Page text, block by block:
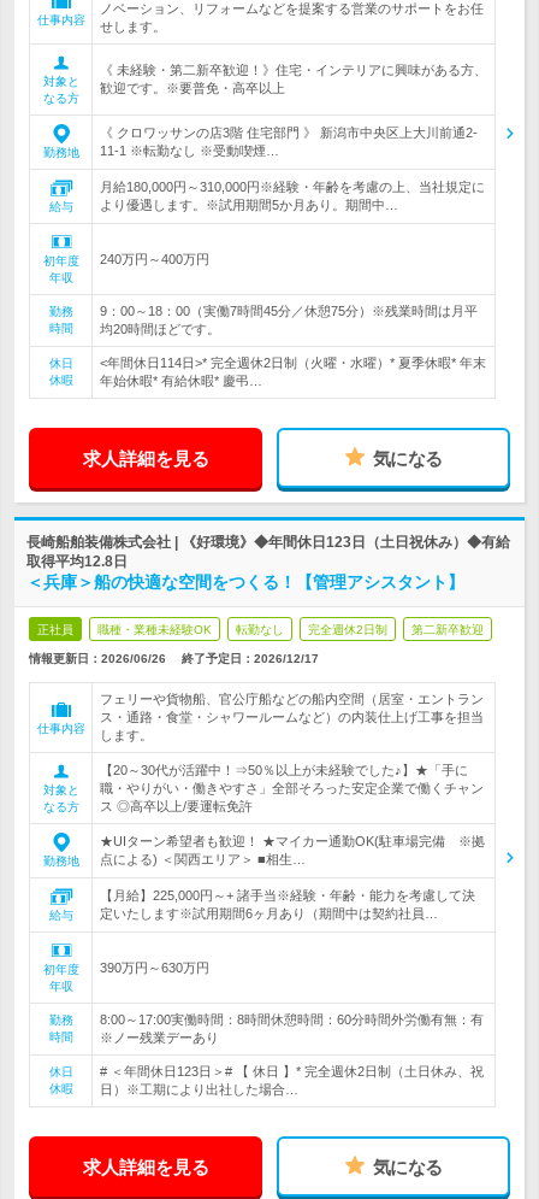
仕事内容
ノベーション、リフォームなどを提案する営業のサポートをお任
せします。
対象と
なる方
《 未経験・第二新卒歓迎！》住宅・インテリアに興味がある方、
歓迎です。※要普免・高卒以上
勤務地
《 クロワッサンの店3階 住宅部門 》 新潟市中央区上大川前通2-
11-1 ※転勤なし ※受動喫煙…
給与
月給180,000円～310,000円※経験・年齢を考慮の上、当社規定に
より優遇します。※試用期間5か月あり。期間中…
初年度
年収
240万円～400万円
勤務
時間
9：00～18：00（実働7時間45分／休憩75分）※残業時間は月平
均20時間ほどです。
休日
休暇
<年間休日114日>* 完全週休2日制（火曜・水曜）* 夏季休暇* 年末
年始休暇* 有給休暇* 慶弔…
求人詳細を見る 気になる
長崎船舶装備株式会社 | 《好環境》◆年間休日123日（土日祝休み）◆有給
取得平均12.8日
＜兵庫＞船の快適な空間をつくる！【管理アシスタント】
正社員 職種・業種未経験OK 転勤なし 完全週休2日制 第二新卒歓迎
情報更新日：2026/06/26 終了予定日： 2026/12/17
仕事内容
フェリーや貨物船、官公庁船などの船内空間（居室・エントラン
ス・通路・食堂・シャワールームなど）の内装仕上げ工事を担当
します。
対象と
なる方
【20～30代が活躍中！⇒50％以上が未経験でした♪】★「手に
職・やりがい・働きやすさ」全部そろった安定企業で働くチャン
ス ◎高卒以上/要運転免許
勤務地
★UIターン希望者も歓迎！ ★マイカー通勤OK(駐車場完備 ※拠
点による) ＜関西エリア＞ ■相生…
給与
【月給】225,000円～+ 諸手当※経験・年齢・能力を考慮して決
定いたします※試用期間6ヶ月あり（期間中は契約社員…
初年度
年収
390万円～630万円
勤務
時間
8:00～17:00実働時間：8時間休憩時間：60分時間外労働有無：有
※ノー残業デーあり
休日
休暇
# ＜年間休日123日＞# 【 休日 】* 完全週休2日制（土日休み、祝
日）※工期により出社した場合…
求人詳細を見る 気になる